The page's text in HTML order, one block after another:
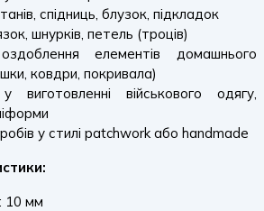
спідниць, блузок, підкладок
шнурків, петель (троців)
елементів домашнього
ковдри, покривала)
виготовленні військового одягу,
у стилі patchwork або handmade
10 мм